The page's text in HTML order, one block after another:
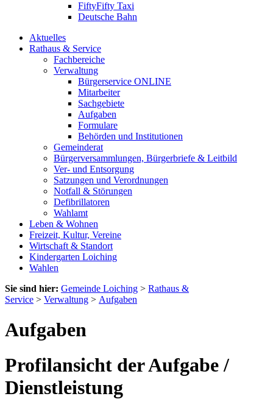
FiftyFifty Taxi
Deutsche Bahn
Aktuelles
Rathaus & Service
Fachbereiche
Verwaltung
Bürgerservice ONLINE
Mitarbeiter
Sachgebiete
Aufgaben
Formulare
Behörden und Institutionen
Gemeinderat
Bürgerversammlungen, Bürgerbriefe & Leitbild
Ver- und Entsorgung
Satzungen und Verordnungen
Notfall & Störungen
Defibrillatoren
Wahlamt
Leben & Wohnen
Freizeit, Kultur, Vereine
Wirtschaft & Standort
Kindergarten Loiching
Wahlen
Sie sind hier: Gemeinde Loiching > Rathaus &
Service > Verwaltung > Aufgaben
Aufgaben
Profilansicht der Aufgabe /
Dienstleistung